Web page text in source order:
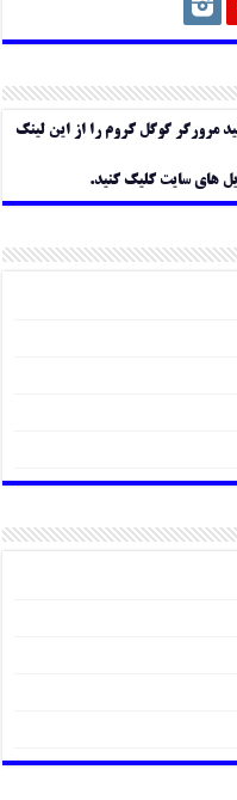
مرورگر گوگل کروم را از این لینک
های سایت کلیک کنید.